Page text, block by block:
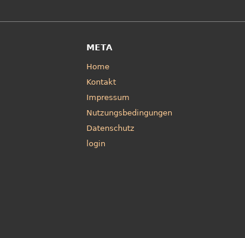
META
Home
Kontakt
Impressum
Nutzungsbedingungen
Datenschutz
login